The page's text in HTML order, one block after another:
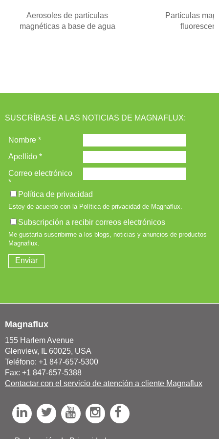
Aerosoles de partículas
magnéticas a base de agua
Partículas
o
u
SUSCRÍBASE A LAS NOTICIAS DE MAGNAFLUX:
Magnaflux
155 Harlem Avenue
Glenview, IL 60025, USA
Teléfono: +1 847-657-5300
Fax: +1 847-657-5388
Contactar con el servicio de atención a cliente Magnaflux
L
i
T
Y
o
I
n
F
a